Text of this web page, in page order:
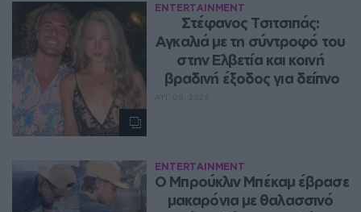
ENTERTAINMENT
Στέφανος Τσιτσιπάς:
Αγκαλιά με τη σύντροφό του
στην Ελβετία και κοινή
βραδινή έξοδος για δείπνο
ENTERTAINMENT
Ο Μπρούκλιν Μπέκαμ έβρασε
μακαρόνια με θαλασσινό